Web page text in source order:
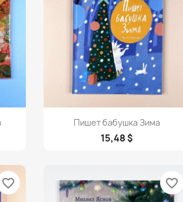
Просмотр
Пишет бабушка Зима
15,48 $
favorite_border favorite_border